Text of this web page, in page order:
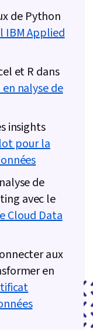
de Python
IBM Applied
et R dans
nalyse de
insights
pour la
de
avec le
Cloud Data
aux
en